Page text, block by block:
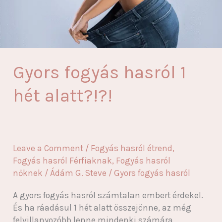
Gyors fogyás hasról 1
hét alatt?!?!
Leave a Comment / Fogyás hasról étrend,
Fogyás hasról Férfiaknak, Fogyás hasról
nőknek / Ádám G. Steve / Gyors fogyás hasról
A gyors fogyás hasról számtalan embert érdekel.
És ha ráadásul 1 hét alatt összejönne, az még